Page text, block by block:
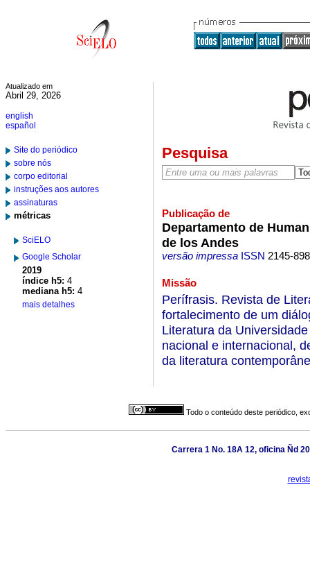
Atualizado em
Abril 29, 2026
english
español
Site do periódico
sobre nós
corpo editorial
instruções aos autores
assinaturas
métricas
SciELO
Google Scholar
2019
índice h5: 4
mediana h5: 4
mais detalhes
Pesquisa
Publicação de
Departamento de
de los Andes
versão impressaISSN 2145-
Missão
Perífrasis. Revista de
fortalecimento de um
Literatura da
nacional e internacional,
da literatura
Todo o conteúdo deste periódico,
Carrera 1 No. 18A 12, oficina Ñd